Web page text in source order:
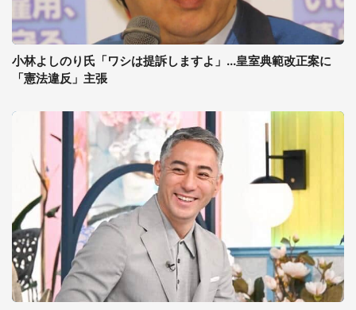
小林よしのり氏「ワシは提訴しますよ」...皇室典範改正案に
「憲法違反」主張